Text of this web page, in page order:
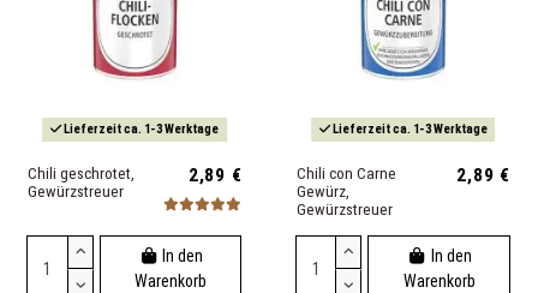
Lieferzeit ca. 1-3 Werktage
Chili geschrotet,
Gewürzstreuer
2,89 €
In den
Warenkorb
Lieferzeit ca. 1-3 Werktage
Chili con Carne
Gewürz,
Gewürzstreuer
2,89 €
In den
Warenkorb